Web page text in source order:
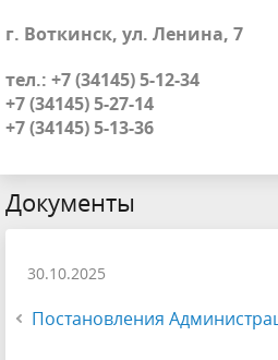
г. Воткинск, ул. Ленина, 7
тел.: +7 (34145) 5-12-34
+7 (34145) 5-27-14
+7 (34145) 5-13-36
Документы
30.10.2025
Постановления